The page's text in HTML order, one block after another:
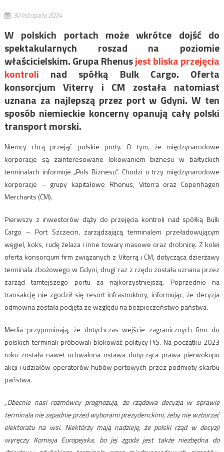
30 listopada 2024
W polskich portach może wkrótce dojść do
spektakularnych roszad na poziomie
właścicielskim. Grupa Rhenusjest bliska przejęcia
kontroli nad spółką Bulk Cargo. Oferta
konsorcjum Viterry i CM została natomiast
uznana za najlepszą przez port w Gdyni. W ten
sposób niemieckie koncerny opanują cały polski
transport morski.
Niemcy chcą przejąć polskie porty. O tym, że międzynarodowe
korporacje są zainteresowane lokowaniem biznesu w bałtyckich
terminalach informuje „Puls Biznesu”. Chodzi o trzy międzynarodowe
korporacje – grupy kapitałowe Rhenus, Viterra oraz Copenhagen
Merchants (CM).
Pierwszy z inwestorów dąży do przejęcia kontroli nad spółką Bulk
Cargo – Port Szczecin, zarządzającą terminalem przeładowującym
węgiel, koks, rudę żelaza i inne towary masowe oraz drobnicę. Z kolei
oferta konsorcjum firm związanych z Viterrą i CM, dotycząca dzierżawy
terminala zbożowego w Gdyni, drugi raz z rzędu została uznana przez
zarząd tamtejszego portu za najkorzystniejszą. Poprzednio na
transakcję nie zgodził się resort infrastruktury, informując, że decyzja
odmowna została podjęta ze względu na bezpieczeństwo państwa.
Media przypominają, że dotychczas wejście zagranicznych firm do
polskich terminali próbowali blokować politycy PiS. Na początku 2023
roku została nawet uchwalona ustawa dotycząca prawa pierwokupu
akcji i udziałów operatorów hubów portowych przez podmioty skarbu
państwa.
„Obecnie nasi rozmówcy prognozują, że rządowa decyzja w sprawie
terminala nie zapadnie przed wyborami prezydenckimi, żeby nie wzburzać
elektoratu na wsi. Niektórzy mają nadzieję, że polski rząd w decyzji
wyręczy Komisja Europejska, bo jej zgoda jest także niezbędna do